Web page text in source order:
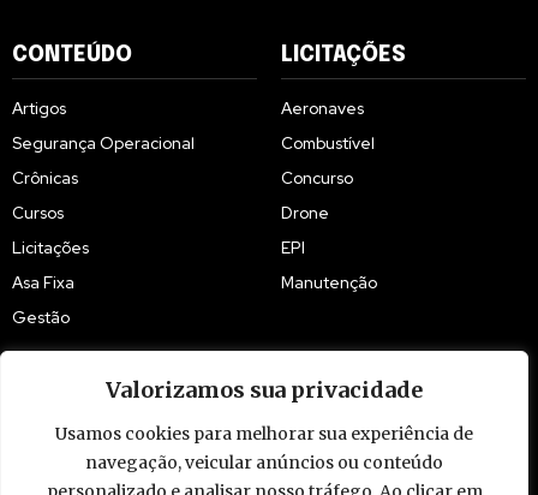
Valorizamos sua privacidade
Usamos cookies para melhorar sua experiência de
navegação, veicular anúncios ou conteúdo
CONTEÚDO
Artigos
Segurança Operacional
Crônicas
Cursos
Licitações
Asa Fixa
Gestão
LICITAÇÕES
Aeronaves
Combustível
Concurso
Drone
EPI
Manutenção
© 2009 - 2026 Piloto Policial. Todos os direitos reservados. Brasil.